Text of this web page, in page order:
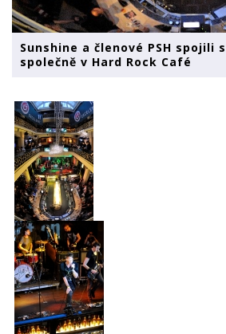
Sunshine a členové PSH spojili
společně v Hard Rock Café